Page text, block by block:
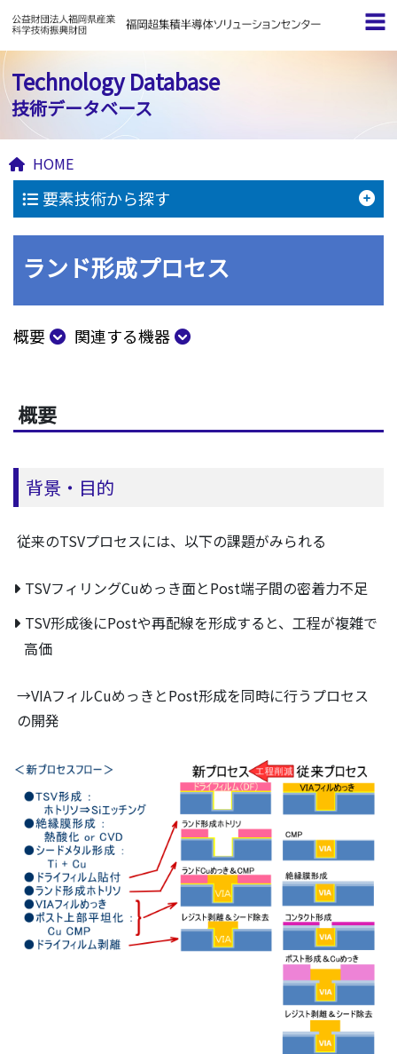
Technology Database
技術データベース
HOME
要素技術から探す
ランド形成プロセス
概要 関連する機器
概要
背景・目的
従来のTSVプロセスには、以下の課題がみられる
TSVフィリングCuめっき面とPost端子間の密着力不足
TSV形成後にPostや再配線を形成すると、工程が複雑で
高価
→VIAフィルCuめっきとPost形成を同時に行うプロセス
の開発